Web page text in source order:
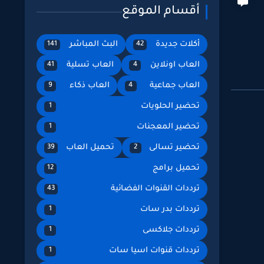
أقسام الموقع
أكلات جديدة 42 البث المباشر 141
العاب اونلاين 4 العاب تسلية 41
العاب جماعية 4 العاب ذكاء 9
تحضير الحلويات 1
تحضير المعجنات 1
تحضير تسالى 2 تحميل العاب 39
تحميل برامج 12
ترددات القنوات الفضائية 43
ترددات بدر سات 1
ترددات جلاكسى 1
ترددات قنوات اسيا سات 1